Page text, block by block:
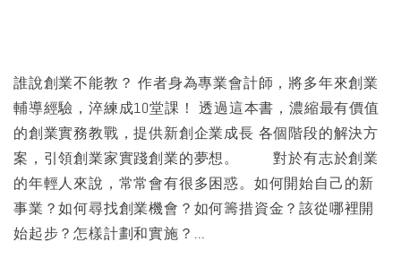
誰說創業不能教？ 作者身為專業會計師，將多年來創業
輔導經驗，淬練成10堂課！ 透過這本書，濃縮最有價值
的創業實務教戰，提供新創企業成長 各個階段的解決方
案，引領創業家實踐創業的夢想。 對於有志於創業
的年輕人來說，常常會有很多困惑。如何開始自己的新
事業？如何尋找創業機會？如何籌措資金？該從哪裡開
始起步？怎樣計劃和實施？…